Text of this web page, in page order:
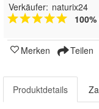
Verkäufer: naturix24
Merken Teilen
Produktdetails